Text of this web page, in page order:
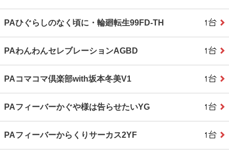
PAひぐらしのなく頃に・輪廻転生99FD-TH
PAわんわんセレブレーションAGBD
PAコマコマ倶楽部with坂本冬美V1
PAフィーバーかぐや様は告らせたいYG
PAフィーバーからくりサーカス2YF